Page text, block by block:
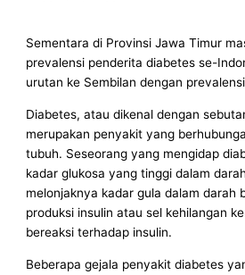
Sementara di Provinsi Jawa Timur
prevalensi penderita diabetes se-
urutan ke Sembilan dengan
Diabetes, atau dikenal dengan
merupakan penyakit yang
tubuh. Seseorang yang mengidap
kadar glukosa yang tinggi dalam
melonjaknya kadar gula dalam darah
produksi insulin atau sel kehilangan
bereaksi terhadap insulin.
Beberapa gejala penyakit diabetes